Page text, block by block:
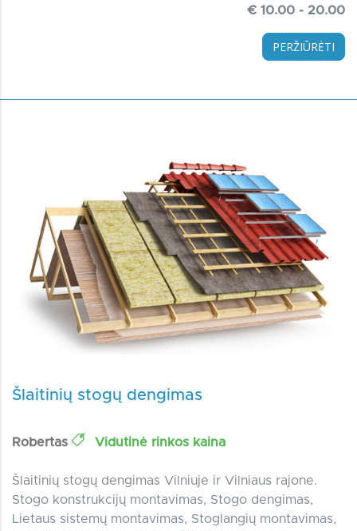
€ 10.00 - 20.00
PERŽIŪRĖTI
Šlaitinių stogų dengimas
Robertas Vidutinė rinkos kaina
Šlaitinių stogų dengimas Vilniuje ir Vilniaus rajone.
Stogo konstrukcijų montavimas, Stogo dengimas,
Lietaus sistemų montavimas, Stoglangių montavimas,